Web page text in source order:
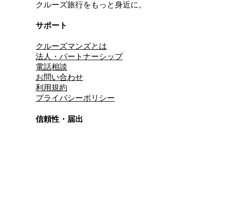
クルーズ旅行をもっと身近に。
サポート
クルーズマンズとは
法人・パートナーシップ
電話相談
お問い合わせ
利用規約
プライバシーポリシー
信頼性・届出